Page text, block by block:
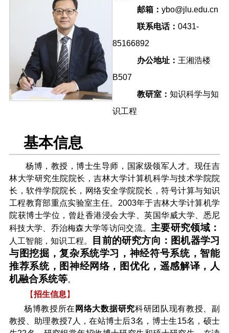
邮箱 ： ybo@jlu.edu.cn
联系电话： 0431-
85166892
办公地址： 王湘浩楼
B507
教研室： 知识科学与知
识工程
基本信息
杨博，教授，博士生导师，国家级领军人才。现任吉
林大学研究生院院长，吉林大学计算机科学与技术学院院
长，软件学院院长，网络安全学院院长，符号计算与知识
工程教育部重点实验室主任。2003年于吉林大学计算机学
院获博士学位，曾赴香港浸会大学、英国华威大学、悉尼
科技大学、乔治梅森大学等访问交流。 主要研究领域：
人工智能，知识工程。
目前的研究方向：图机器学习
与图挖掘，复杂系统学习，神经符号系统，智能
推荐系统，图神经网络，图优化，遥感解译，人
机融合系统等。
【招生信息 】
杨博教授所在 网络大数据研究科研团队现有教授、副
教授、助理教授7人，在站博士后3名，博士生15名，硕士